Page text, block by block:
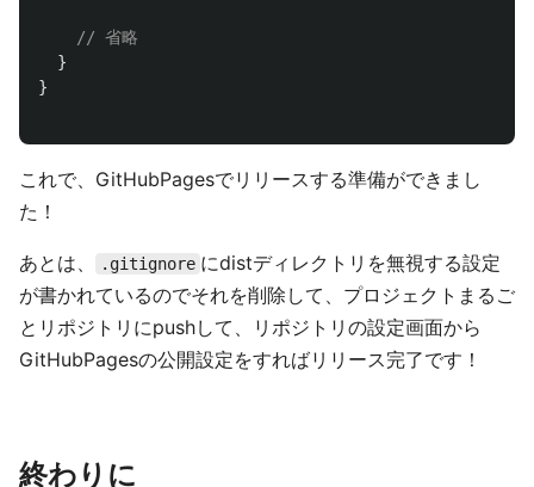
// 省略
}
}
これで、GitHubPagesでリリースする準備ができまし
た！
あとは、 .gitignore にdistディレクトリを無視する設定
が書かれているのでそれを削除して、プロジェクトまるご
とリポジトリにpushして、リポジトリの設定画面から
GitHubPagesの公開設定をすればリリース完了です！
終わりに